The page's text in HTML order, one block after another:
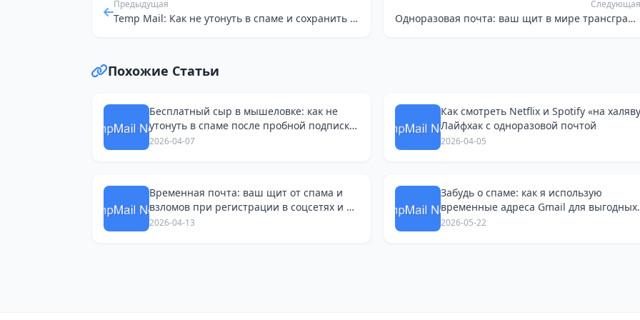
Предыдущая
Temp Mail: Как не утонуть в спаме и сохранить нервы при онлайн-шопинге
Следующая
Одноразовая почта: ваш щит в мире трансграничной торговли и приватности
Похожие Статьи
Бесплатный сыр в мышеловке: как не
утонуть в спаме после пробной подписки
и поиска работы
2026-04-07
Как смотреть Netflix и Spotify «на
Лайфхак с одноразовой почтой
2026-04-05
Временная почта: ваш щит от спама и
взломов при регистрации в соцсетях и на
Avito
2026-04-13
Забудь о спаме: как я использую
временные адреса Gmail для выгодных
путешествий
2026-05-22